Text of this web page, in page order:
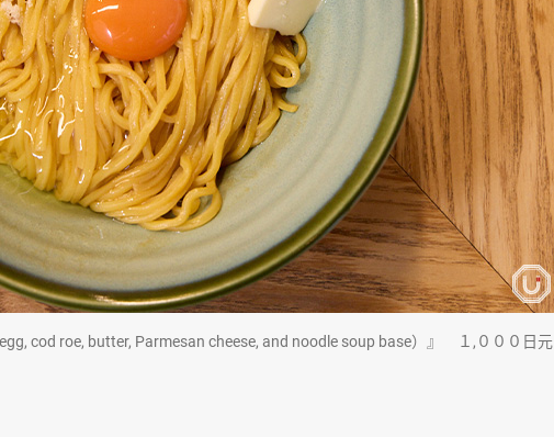
cod roe, butter, Parmesan cheese, and noodle soup base）』 １,０００日元